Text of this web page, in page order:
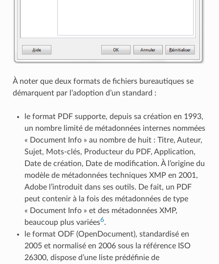
À noter que deux formats de fichiers bureautiques se
démarquent par l’adoption d’un standard :
le format PDF supporte, depuis sa création en 1993,
un nombre limité de métadonnées internes nommées
« Document Info » au nombre de huit : Titre, Auteur,
Sujet, Mots-clés, Producteur du PDF, Application,
Date de création, Date de modification. À l’origine du
modèle de métadonnées techniques XMP en 2001,
Adobe l’introduit dans ses outils. De fait, un PDF
peut contenir à la fois des métadonnées de type
« Document Info » et des métadonnées XMP,
beaucoup plus variées6.
le format ODF (OpenDocument), standardisé en
2005 et normalisé en 2006 sous la référence ISO
26300, dispose d’une liste prédéfinie de